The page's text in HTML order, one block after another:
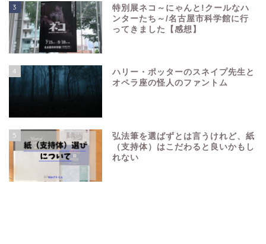
3
特別展ネコ～にゃんと!クールなハ
ンターたち～/名古屋市科学館に行
ってきました【感想】
4
ハリー・ポッターのスネイプ先生と
オペラ座の怪人のファントム
5
弘法筆を選ばずとは言うけれど、紙
（支持体）はこだわると良いかもし
れない